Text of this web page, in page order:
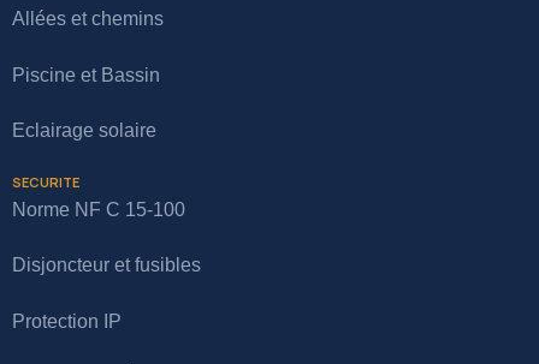
Allées et chemins
Piscine et Bassin
Eclairage solaire
SECURITE
Norme NF C 15-100
Disjoncteur et fusibles
Protection IP